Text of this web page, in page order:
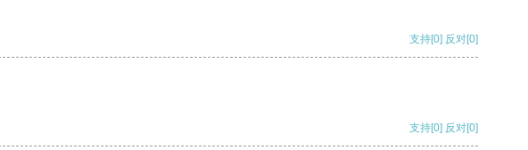
支持[0] 反对[0]
支持[0] 反对[0]